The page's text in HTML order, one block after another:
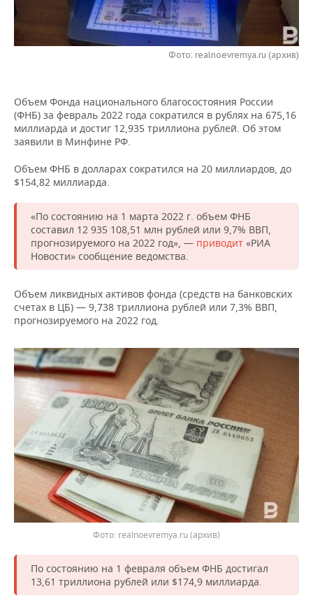
НЕФТЕХИМИЯ
ЭНЕРГЕТИКА
РОЗНИЧНАЯ ТОРГОВЛЯ
НОВОСТИ ТЕХНОЛОГИЙ
ТЕЛЕКОММУНИКАЦИИ
МЕРОПРИЯТИЯ
БИЗНЕС-БРАНЧИ
ОТКРЫТАЯ ЛЕКЦИЯ
ФУТБОЛ
БАСКЕТБОЛ
ВОЛЕЙБОЛ
КИБЕРСПОРТ
ВОДНЫЕ ВИДЫ СПОРТА
ХОККЕЙ С МЯЧОМ
НОВОСТИ ОБЩЕСТВА
ИНФРАСТРУКТУРА
ИСТОРИЯ
КУЛЬТУРА
ОБРАЗОВАНИЕ
ПРОИСШЕСТВИЯ
ФОТОГАЛЕРЕЯ
СПРАВОЧНИК
СПИСОК ПЕРСОН
СПИСОК КОМПАНИЙ
ПОЛНАЯ ВЕРСИЯ
Фото: realnoevremya.ru (архив)
Объем Фонда национального благосостояния России
(ФНБ) за февраль 2022 года сократился в рублях на 675,16
миллиарда и достиг 12,935 триллиона рублей. Об этом
заявили в Минфине РФ.
Объем ФНБ в долларах сократился на 20 миллиардов, до
$154,82 миллиарда.
«По состоянию на 1 марта 2022 г. объем ФНБ
составил 12 935 108,51 млн рублей или 9,7% ВВП,
прогнозируемого на 2022 год», — приводит «РИА
Новости» сообщение ведомства.
Объем ликвидных активов фонда (средств на банковских
счетах в ЦБ) — 9,738 триллиона рублей или 7,3% ВВП,
прогнозируемого на 2022 год.
Фото: realnoevremya.ru (архив)
По состоянию на 1 февраля объем ФНБ достигал
13,61 триллиона рублей или $174,9 миллиарда.